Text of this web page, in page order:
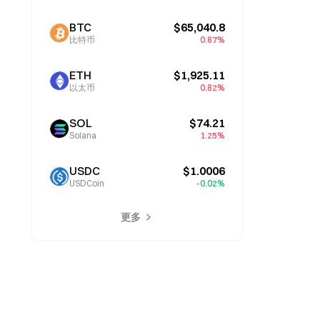
BTC
比特币
$65,040.8
0.87%
ETH
以太币
$1,925.11
0.82%
SOL
Solana
$74.21
1.25%
USDC
USDCoin
$1.0006
-0.02%
更多